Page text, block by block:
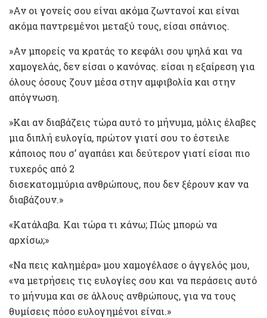
»Αν οι γονείς σου είναι ακόμα ζωντανοί και είναι
ακόμα παντρεμένοι μεταξύ τους, είσαι σπάνιος.
»Αν μπορείς να κρατάς το κεφάλι σου ψηλά και να
χαμογελάς, δεν είσαι ο κανόνας. είσαι η εξαίρεση για
όλους όσους ζουν μέσα στην αμφιβολία και στην
απόγνωση.
»Και αν διαβάζεις τώρα αυτό το μήνυμα, μόλις έλαβες
μια διπλή ευλογία, πρώτον γιατί σου το έστειλε
κάποιος που σ’ αγαπάει και δεύτερον γιατί είσαι πιο
τυχερός από 2
δισεκατομμύρια ανθρώπους, που δεν ξέρουν καν να
διαβάζουν.»
«Κατάλαβα. Και τώρα τι κάνω; Πώς μπορώ να
αρχίσω;»
«Να πεις καλημέρα» μου χαμογέλασε ο άγγελός μου,
«να μετρήσεις τις ευλογίες σου και να περάσεις αυτό
το μήνυμα και σε άλλους ανθρώπους, για να τους
θυμίσεις πόσο ευλογημένοι είναι.»